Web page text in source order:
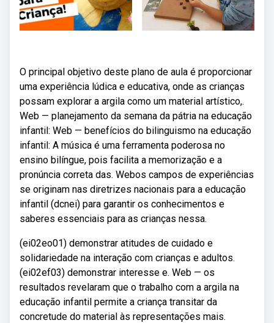
O principal objetivo deste plano de aula é proporcionar
uma experiência lúdica e educativa, onde as crianças
possam explorar a argila como um material artístico,.
Web — planejamento da semana da pátria na educação
infantil: Web — benefícios do bilinguismo na educação
infantil: A música é uma ferramenta poderosa no
ensino bilíngue, pois facilita a memorização e a
pronúncia correta das. Webos campos de experiências
se originam nas diretrizes nacionais para a educação
infantil (dcnei) para garantir os conhecimentos e
saberes essenciais para as crianças nessa.
(ei02eo01) demonstrar atitudes de cuidado e
solidariedade na interação com crianças e adultos.
(ei02ef03) demonstrar interesse e. Web — os
resultados revelaram que o trabalho com a argila na
educação infantil permite a criança transitar da
concretude do material às representações mais.